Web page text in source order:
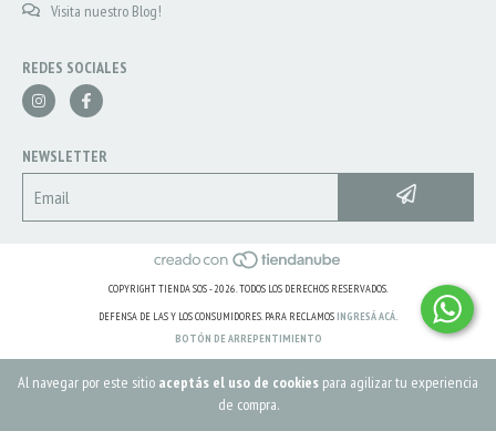
Al navegar por este sitio aceptás el uso de cookies para agilizar tu experiencia
de compra.
Visita nuestro Blog!
REDES SOCIALES
NEWSLETTER
COPYRIGHT TIENDA SOS - 2026. TODOS LOS DERECHOS RESERVADOS.
DEFENSA DE LAS Y LOS CONSUMIDORES. PARA RECLAMOS INGRESÁ ACÁ.
BOTÓN DE ARREPENTIMIENTO